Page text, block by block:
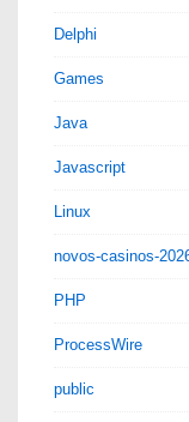
Delphi
Games
Java
Javascript
Linux
novos-casinos-
PHP
ProcessWire
public